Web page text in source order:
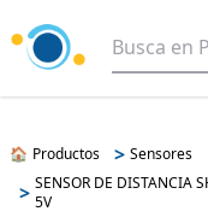
🏠 Productos > Sensores
> SENSOR DE DISTANCIA
5V